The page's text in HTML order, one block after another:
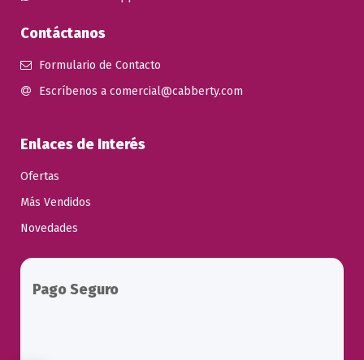
Contáctanos
Formulario de Contacto
Escríbenos a comercial@cabberty.com
Enlaces de Interés
Ofertas
Más Vendidos
Novedades
Pago Seguro